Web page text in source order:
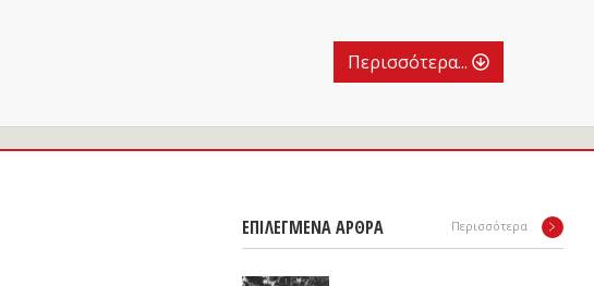
Περισσότερα...
ΕΠΙΛΕΓΜΕΝΑ ΑΡΘΡΑ Περισσότερα